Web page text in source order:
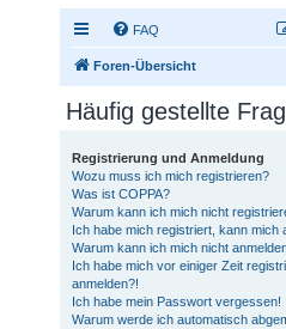
FAQ
Foren-Übersicht
Häufig gestellte
Registrierung und Anmeldung
Wozu muss ich mich registrieren?
Was ist COPPA?
Warum kann ich mich nicht
Ich habe mich registriert, kann mich
Warum kann ich mich nicht
Ich habe mich vor einiger Zeit
anmelden?!
Ich habe mein Passwort vergessen!
Warum werde ich automatisch